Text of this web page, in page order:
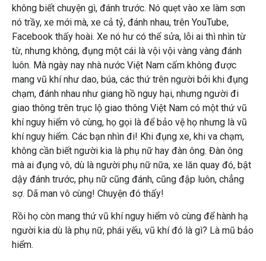
không biết chuyện gì, đánh trước. Nó quẹt vào xe làm sơn
nó trầy, xe mới mà, xe cả tỷ, đánh nhau, trên YouTube,
Facebook thấy hoài. Xe nó hư có thể sửa, lỗi ai thì nhìn từ
từ, nhưng không, đụng một cái là vội vội vàng vàng đánh
luôn. Mà ngày nay nhà nước Việt Nam cấm không được
mang vũ khí như dao, búa, các thứ trên người bởi khi đụng
chạm, đánh nhau như giang hồ nguy hại, nhưng người đi
giao thông trên trục lộ giao thông Việt Nam có một thứ vũ
khí nguy hiểm vô cùng, họ gọi là để bảo vệ họ nhưng là vũ
khí nguy hiểm. Các bạn nhìn đi! Khi đụng xe, khi va chạm,
không cần biết người kia là phụ nữ hay đàn ông. Đàn ông
mà ai đụng vô, dù là người phụ nữ nữa, xe lăn quay đó, bật
dậy đánh trước, phụ nữ cũng đánh, cũng đập luôn, chẳng
sợ. Dã man vô cùng! Chuyện đó thấy!
Rồi họ còn mang thứ vũ khí nguy hiểm vô cùng để hành hạ
người kia dù là phụ nữ, phái yếu, vũ khí đó là gì? Là mũ bảo
hiểm.